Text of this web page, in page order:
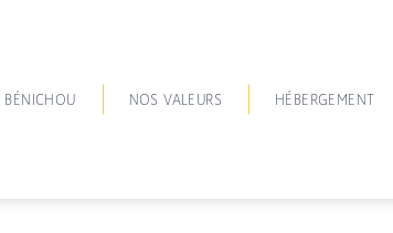
NOS VALEURS HÉBERGEMENT